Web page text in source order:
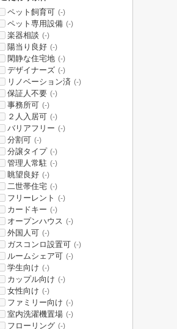
ペット飼育可 (-)
ペット専用設備 (-)
楽器相談 (-)
陽当り良好 (-)
閑静な住宅地 (-)
デザイナーズ (-)
リノベーション済 (-)
保証人不要 (-)
事務所可 (-)
２人入居可 (-)
バリアフリー (-)
分割可 (-)
分譲タイプ (-)
管理人常駐 (-)
眺望良好 (-)
二世帯住宅 (-)
フリーレント (-)
カードキー (-)
オープンハウス (-)
外国人可 (-)
ガスコンロ設置可 (-)
ルームシェア可 (-)
学生向け (-)
カップル向け (-)
女性向け (-)
ファミリー向け (-)
室内洗濯機置場 (-)
フローリング (-)